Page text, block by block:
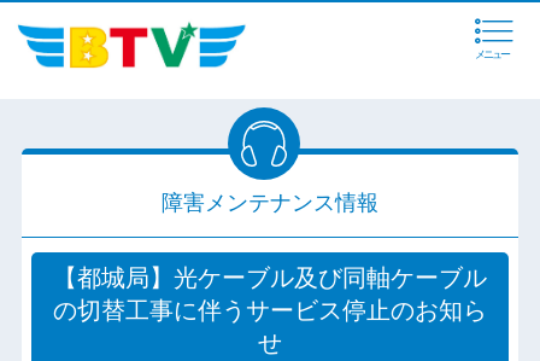
メニュー
障害メンテナンス情報
【都城局】光ケーブル及び同軸ケーブル
の切替工事に伴うサービス停止のお知ら
せ